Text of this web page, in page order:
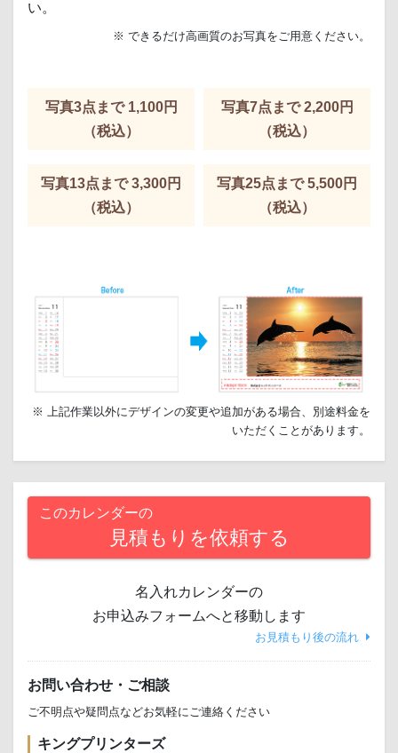
い。
※ できるだけ高画質のお写真をご用意ください。
写真3点まで 1,100円
（税込）
写真7点まで 2,200円
（税込）
写真13点まで 3,300円
（税込）
写真25点まで 5,500円
（税込）
※ 上記作業以外にデザインの変更や追加がある場合、別途料金を
いただくことがあります。
このカレンダーの
見積もりを依頼する
名入れカレンダーの
お申込みフォームへと移動します
お見積もり後の流れ
お問い合わせ・ご相談
ご不明点や疑問点などお気軽にご連絡ください
キングプリンターズ